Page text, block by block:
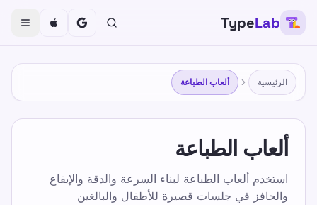
TypeLab
الرئيسية ألعاب الطباعة
ألعاب الطباعة
استخدم ألعاب الطباعة لبناء السرعة والدقة والإيقاع
والحافز في جلسات قصيرة للأطفال والبالغين